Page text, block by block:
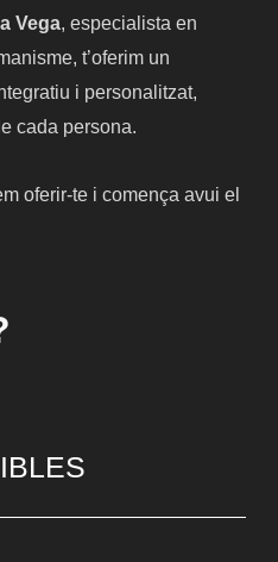
Vega, especialista en
t’oferim un
i personalitzat,
cada persona.
oferir-te i comença avui el